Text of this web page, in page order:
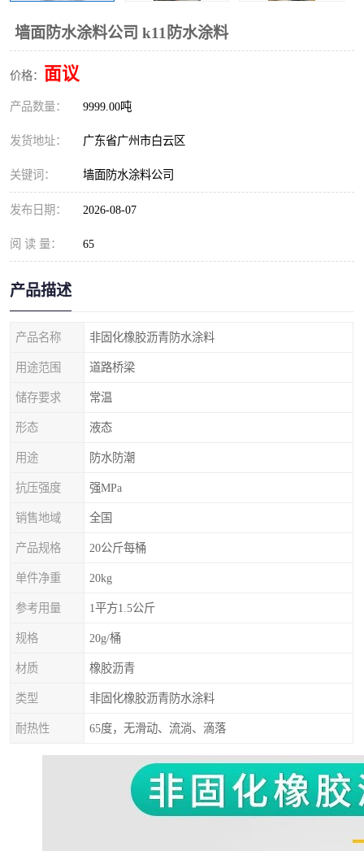
墙面防水涂料公司 k11防水涂料
价格： 面议
产品数量： 9999.00吨
发货地址： 广东省广州市白云区
关键词： 墙面防水涂料公司
发布日期： 2026-08-07
阅 读 量： 65
产品描述
产品名称 非固化橡胶沥青防水涂料
用途范围 道路桥梁
储存要求 常温
形态 液态
用途 防水防潮
抗压强度 强MPa
销售地域 全国
产品规格 20公斤每桶
单件净重 20kg
参考用量 1平方1.5公斤
规格 20g/桶
材质 橡胶沥青
类型 非固化橡胶沥青防水涂料
耐热性 65度，无滑动、流淌、滴落